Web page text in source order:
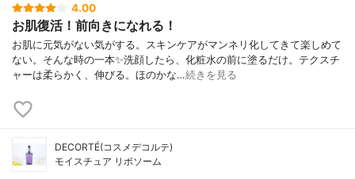
4.00
お肌復活！前向きになれる！
お肌に元気がない気がする。スキンケアがマンネリ化してきて楽しめて
ない。そんな時の一本✨洗顔したら、化粧水の前に塗るだけ。テクスチ
ャーは柔らかく、伸びる。ほのかな…続きを見る
DECORTÉ(コスメデコルテ)
モイスチュア リポソーム